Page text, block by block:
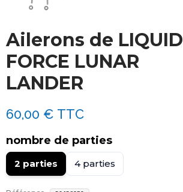
Ailerons de LIQUID
FORCE LUNAR
LANDER
60,00 € TTC
nombre de parties
2 parties 4 parties